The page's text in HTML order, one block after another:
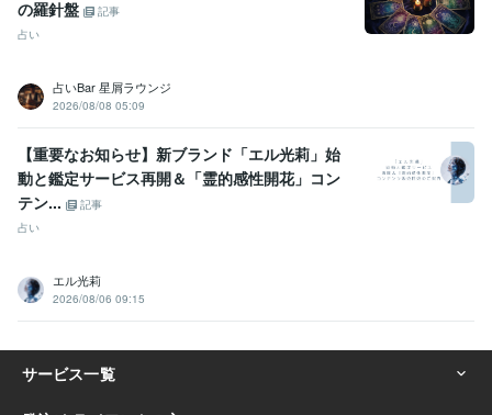
の羅針盤
記事
占い
占いBar 星屑ラウンジ
2026/08/08 05:09
【重要なお知らせ】新ブランド「エル光莉」始
動と鑑定サービス再開＆「霊的感性開花」コン
テン...
記事
占い
エル光莉
2026/08/06 09:15